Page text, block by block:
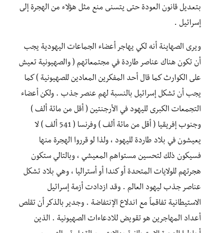
بتعديل قانون العودة حتى يتسنى منع مثل هؤلاء من الهجرة إلى
إسرائيل .
ويرى الصهاينة أنه لكي يهاجر أعضاء الجماعات اليهودية يجب
أن تكون هناك عناصر طاردة في مجتمعاتهم ( والصهيونية تعيش
على الكوارث كما قال أحد المفكرين المعادين للصهيونية ) كما
يجب أن تشكل إسرائيل بالنسبة لهم عنصر جذب . ولكن أعضاء
التجمعات الكبرى لليهود في الأرجنتين ( أقل من مائة ألف )
وجنوب إفريقيا ( أقل من مائة ألف ) وفرنسا ( 541 ألف ) لا
يعيشون في بلاد طاردة لليهود ، ولذا لو قرروا الهجرة منها
فسيكون ذلك لتحسين مستواهم المعيشي ، وبالتالي ستكون
هجرتهم للولايات المتحدة أو كندا أو أستراليا ، وهي بلاد تشكل
عناصر جذب ليهود العالم . وقد ازدادت أزمة إسرائيل
الاستيطانية تفاقماً مع اندلاع الإنتفاضة . وجدير بالذكر أن تقلص
أعداد المهاجرين هو تقويض للادعاءات الصهيونية . الذين